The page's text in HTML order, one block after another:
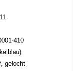
410
gelocht